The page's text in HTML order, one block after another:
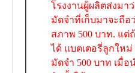
โรงงานผู้ผลิตส่งมา
มัดจำที่เก็บมาจะถือ
สภาพ 500 บาท. แต่
ได้ แบตเตอรี่ลูกให
มัดจำ 500 บาท เมื่